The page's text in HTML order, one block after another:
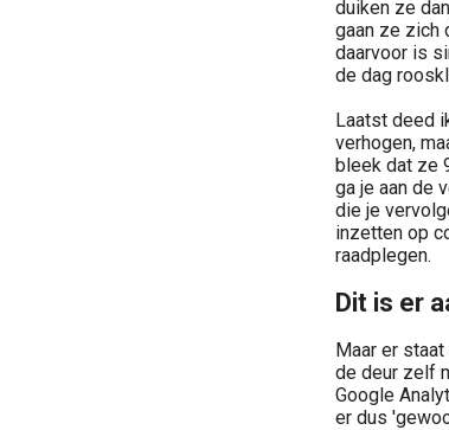
duiken ze
gaan ze zich
daarvoor is
de dag
Laatst deed
verhogen,
bleek dat ze
ga je aan de
die je
inzetten op
raadplegen.
Dit is er
Maar er
de deur zelf
Google
er dus